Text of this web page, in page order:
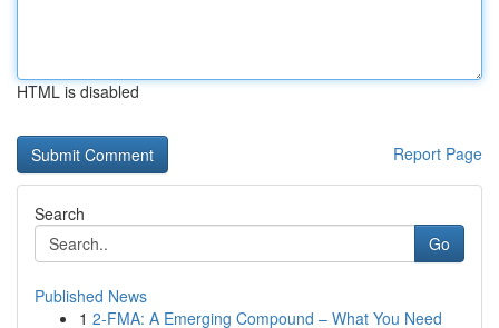
HTML is disabled
Report Page
Search
Go
Published News
1 2-FMA: A Emerging Compound – What You Need